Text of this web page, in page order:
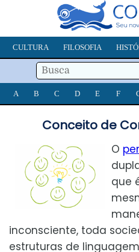
CULTURA FILOSOFIA
A B C D E F
Conceito de
O
que
inconsciente, toda
estruturas de